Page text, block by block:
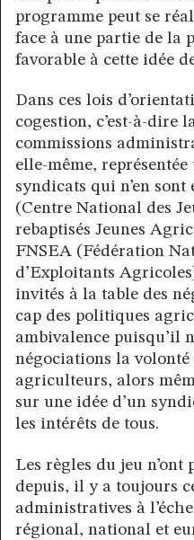
programme peut se
face à une partie de la
favorable à cette idée
Dans ces lois
cogestion, c’est-à-dire
commissions
elle-même,
syndicats qui n’en
(Centre National des
rebaptisés Jeunes
FNSEA (Fédération
d’Exploitants
invités à la table des
cap des politiques
ambivalence puisqu’il
négociations la
agriculteurs, alors
sur une idée d’un
les intérêts de tous.
Les règles du jeu n’ont
depuis, il y a toujours
administratives à
régional, national et